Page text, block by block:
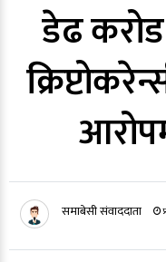
डेढ
समाबेसी संवाददाता